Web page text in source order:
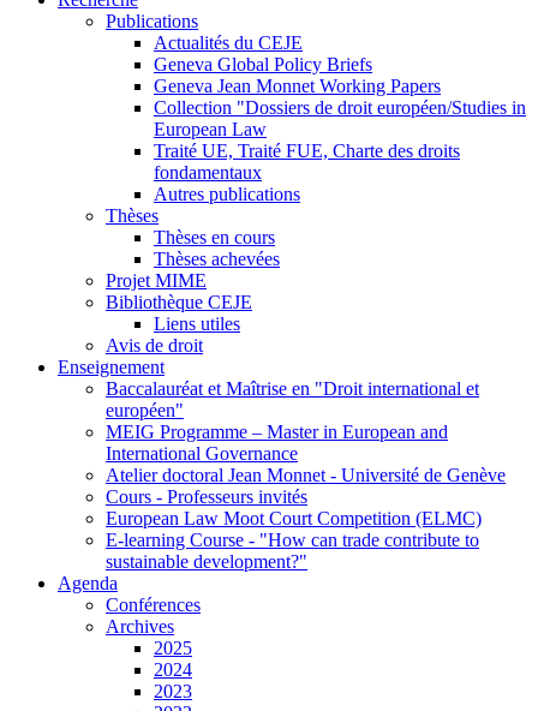
Publications
Actualités du CEJE
Geneva Global Policy Briefs
Geneva Jean Monnet Working Papers
Collection "Dossiers de droit européen/Studies in
European Law
Traité UE, Traité FUE, Charte des droits
fondamentaux
Autres publications
Thèses
Thèses en cours
Thèses achevées
Projet MIME
Bibliothèque CEJE
Liens utiles
Avis de droit
Enseignement
Baccalauréat et Maîtrise en "Droit international et
européen"
MEIG Programme – Master in European and
International Governance
Atelier doctoral Jean Monnet - Université de Genève
Cours - Professeurs invités
European Law Moot Court Competition (ELMC)
E-learning Course - "How can trade contribute to
sustainable development?"
Agenda
Conférences
Archives
2025
2024
2023